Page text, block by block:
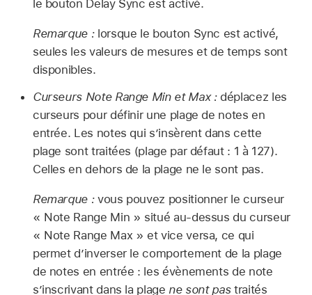
le bouton Delay Sync est activé.
Remarque : lorsque le bouton Sync est activé,
seules les valeurs de mesures et de temps sont
disponibles.
Curseurs Note Range Min et Max :déplacez les
curseurs pour définir une plage de notes en
entrée. Les notes qui s’insèrent dans cette
plage sont traitées (plage par défaut : 1 à 127).
Celles en dehors de la plage ne le sont pas.
Remarque : vous pouvez positionner le curseur
« Note Range Min » situé au-dessus du curseur
« Note Range Max » et vice versa, ce qui
permet d’inverser le comportement de la plage
de notes en entrée : les évènements de note
s’inscrivant dans la plage ne sont pastraités